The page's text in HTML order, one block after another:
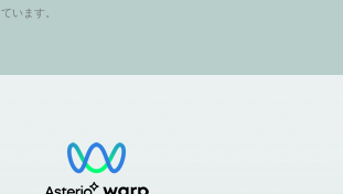
ています。